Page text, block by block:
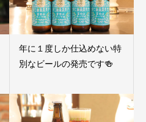
年に１度しか仕込めない特
別なビールの発売です🍻